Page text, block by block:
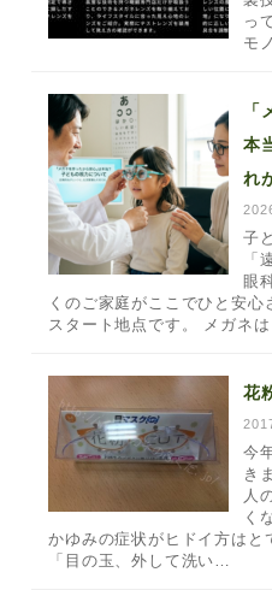
っ
モ
本
れ
子
「
眼
くのご家庭がここでひと安
スタート地点です。 メガネ
花
今
き
人
く
かゆみの症状がヒドイ方はと
「目の玉、外して洗い…